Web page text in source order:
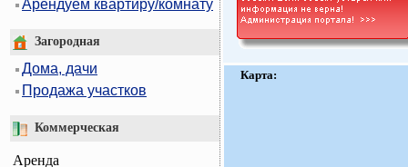
Арендуем квартиру/комнату
Загородная
Дома, дачи
Продажа участков
Коммерческая
Аренда
Карта: